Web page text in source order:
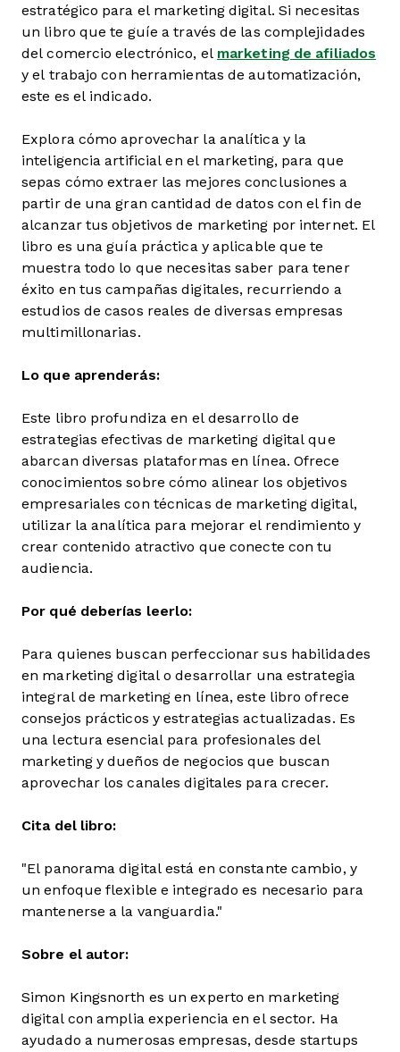
estratégico para el marketing digital. Si necesitas
un libro que te guíe a través de las complejidades
del comercio electrónico, el marketing de afiliados
y el trabajo con herramientas de automatización,
este es el indicado.
Explora cómo aprovechar la analítica y la
inteligencia artificial en el marketing, para que
sepas cómo extraer las mejores conclusiones a
partir de una gran cantidad de datos con el fin de
alcanzar tus objetivos de marketing por internet. El
libro es una guía práctica y aplicable que te
muestra todo lo que necesitas saber para tener
éxito en tus campañas digitales, recurriendo a
estudios de casos reales de diversas empresas
multimillonarias.
Lo que aprenderás:
Este libro profundiza en el desarrollo de
estrategias efectivas de marketing digital que
abarcan diversas plataformas en línea. Ofrece
conocimientos sobre cómo alinear los objetivos
empresariales con técnicas de marketing digital,
utilizar la analítica para mejorar el rendimiento y
crear contenido atractivo que conecte con tu
audiencia.
Por qué deberías leerlo:
Para quienes buscan perfeccionar sus habilidades
en marketing digital o desarrollar una estrategia
integral de marketing en línea, este libro ofrece
consejos prácticos y estrategias actualizadas. Es
una lectura esencial para profesionales del
marketing y dueños de negocios que buscan
aprovechar los canales digitales para crecer.
Cita del libro:
"El panorama digital está en constante cambio, y
un enfoque flexible e integrado es necesario para
mantenerse a la vanguardia."
Sobre el autor:
Simon Kingsnorth es un experto en marketing
digital con amplia experiencia en el sector. Ha
ayudado a numerosas empresas, desde startups